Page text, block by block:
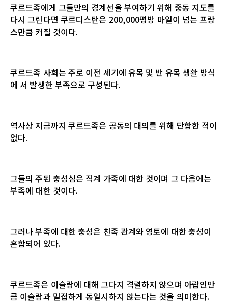
쿠르드족에게 그들만의 경계선을 부여하기 위해 중동 지도를
다시 그린다면 쿠르디스탄은 200,000평방 마일이 넘는 프랑
스만큼 커질 것이다.
쿠르드족 사회는 주로 이전 세기에 유목 및 반 유목 생활 방식
에 서 발생한 부족으로 구성된다.
역사상 지금까지 쿠르드족은 공동의 대의를 위해 단합한 적이
없다.
그들의 주된 충성심은 직계 가족에 대한 것이며 그 다음에는
부족에 대한 것이다.
그러나 부족에 대한 충성은 친족 관계와 영토에 대한 충성이
혼합되어 있다.
쿠르드족은 이슬람에 대해 그다지 격렬하지 않으며 아랍인만
큼 이슬람과 밀접하게 동일시하지 않는다는 것을 의미한다.